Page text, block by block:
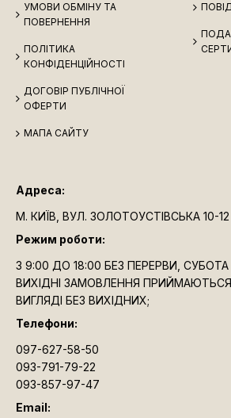
УМОВИ ОБМІНУ ТА
ПОВЕРНЕННЯ
ПОЛІТИКА
КОНФІДЕНЦІЙНОСТІ
ДОГОВІР ПУБЛІЧНОЇ
ОФЕРТИ
МАПА САЙТУ
Адреса:
М. КИЇВ, ВУЛ. ЗОЛОТОУСТІВСЬКА 10-12
Режим роботи:
З 9:00 ДО 18:00 БЕЗ ПЕРЕРВИ,
ВИХІДНІ ЗАМОВЛЕННЯ
ВИГЛЯДІ БЕЗ ВИХІДНИХ;
Телефони:
097-627-58-50
093-791-79-22
093-857-97-47
Email: